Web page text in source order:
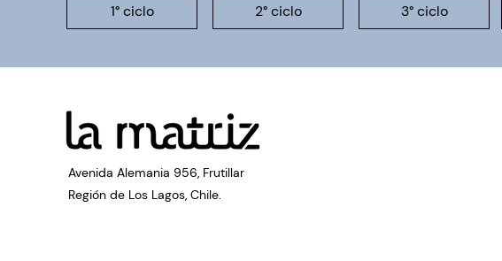
1° ciclo 2° ciclo 3° ciclo
Avenida Alemania 956, Frutillar
Región de Los Lagos, Chile.